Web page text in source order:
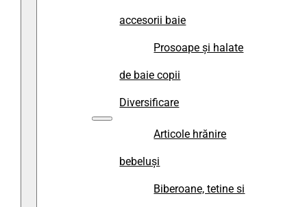
accesorii baie
Prosoape și halate
de baie copii
Diversificare
Articole hrănire
bebeluși
Biberoane, tetine si